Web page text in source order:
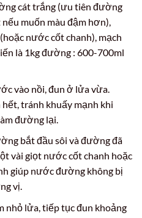
cát trắng (ưu tiên đường
muốn màu đậm hơn),
nước cốt chanh), mạch
là 1kg đường : 600-700ml
vào nồi, đun ở lửa vừa.
tránh khuấy mạnh khi
đường lại.
bắt đầu sôi và đường đã
vài giọt nước cốt chanh hoặc
giúp nước đường không bị
vị.
nhỏ lửa, tiếp tục đun khoảng